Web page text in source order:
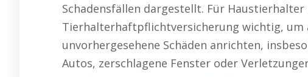
Schadensfällen dargestellt. Für Haustierhalter
Tierhalterhaftpflichtversicherung wichtig, um
unvorhergesehene Schäden anrichten,
Autos, zerschlagene Fenster oder